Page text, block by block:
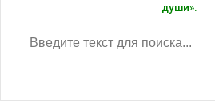
души».